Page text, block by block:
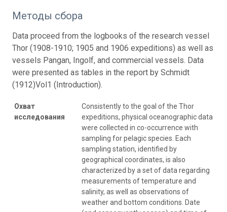
Методы сбора
Data proceed from the logbooks of the research vessel
Thor (1908-1910; 1905 and 1906 expeditions) as well as
vessels Pangan, Ingolf, and commercial vessels. Data
were presented as tables in the report by Schmidt
(1912)Vol1 (Introduction).
Охват
исследования
Consistently to the goal of the Thor
expeditions, physical oceanographic data
were collected in co-occurrence with
sampling for pelagic species. Each
sampling station, identified by
geographical coordinates, is also
characterized by a set of data regarding
measurements of temperature and
salinity, as well as observations of
weather and bottom conditions. Date